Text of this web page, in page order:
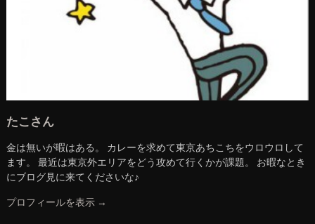
たこさん
金は無いが暇はある。 カレーを求めて東京あちこちをウロウロして
ます。 最近は東京外エリアをどう攻めて行くかが課題。 お暇なとき
にブログ見に来てくださいな♪
プロフィールを表示 →